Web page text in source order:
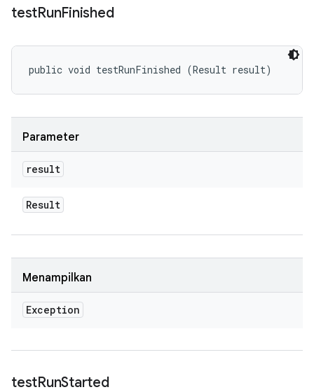
testRunFinished
public void testRunFinished (Result result)
Parameter
result
Result
Menampilkan
Exception
testRunStarted